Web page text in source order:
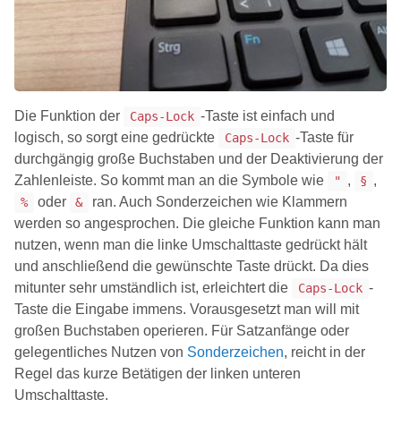
Die Funktion der Caps-Lock -Taste ist einfach und
logisch, so sorgt eine gedrückte
Caps-Lock -Taste für
durchgängig große Buchstaben und der Deaktivierung der
Zahlenleiste. So kommt man an die Symbole wie
" , § ,
% oder &
ran. Auch Sonderzeichen wie Klammern
werden so angesprochen. Die gleiche Funktion kann man
nutzen, wenn man die linke Umschalttaste gedrückt hält
und anschließend die gewünschte Taste drückt. Da dies
mitunter sehr umständlich ist, erleichtert die
Caps-Lock -
Taste die Eingabe immens. Vorausgesetzt man will mit
großen Buchstaben operieren. Für Satzanfänge oder
gelegentliches Nutzen von Sonderzeichen, reicht in der
Regel das kurze Betätigen der linken unteren
Umschalttaste.